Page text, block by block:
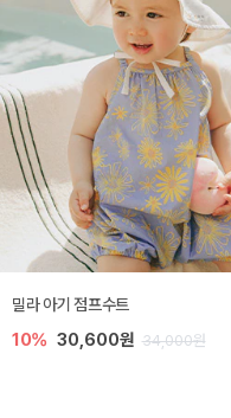
밀라 아기 점프수트
10% 30,600원 34,000원